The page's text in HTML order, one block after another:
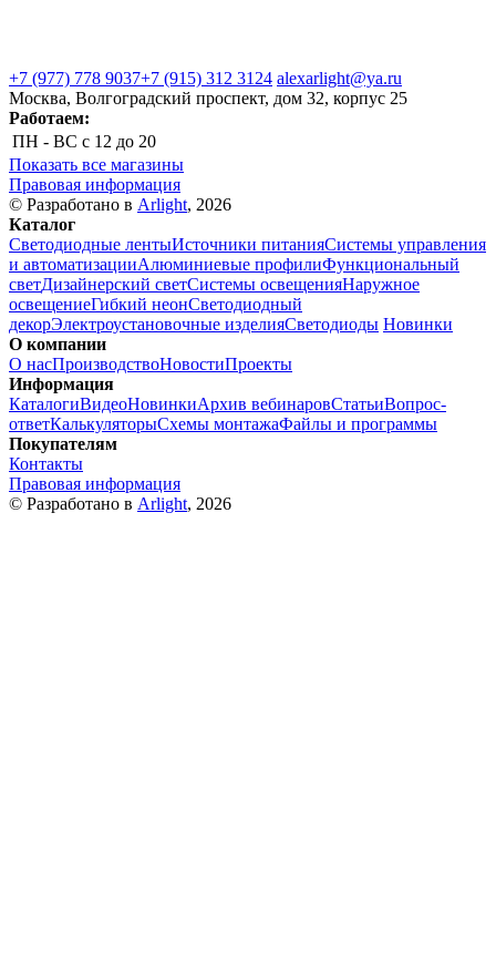
+7 (977) 778 9037+7 (915) 312 3124 alexarlight@ya.ru
Москва, Волгоградский проспект, дом 32, корпус 25
Работаем:
ПН - ВС с 12 до 20
Показать все магазины
Правовая информация
© Разработано в Arlight, 2026
Каталог
Светодиодные лентыИсточники питанияСистемы управления
и автоматизацииАлюминиевые профилиФункциональный
светДизайнерский светСистемы освещенияНаружное
освещениеГибкий неонСветодиодный
декорЭлектроустановочные изделияСветодиоды Новинки
О компании
О насПроизводствоНовостиПроекты
Информация
КаталогиВидеоНовинкиАрхив вебинаровСтатьиВопрос-
ответКалькуляторыСхемы монтажаФайлы и программы
Покупателям
Контакты
Правовая информация
© Разработано в Arlight, 2026